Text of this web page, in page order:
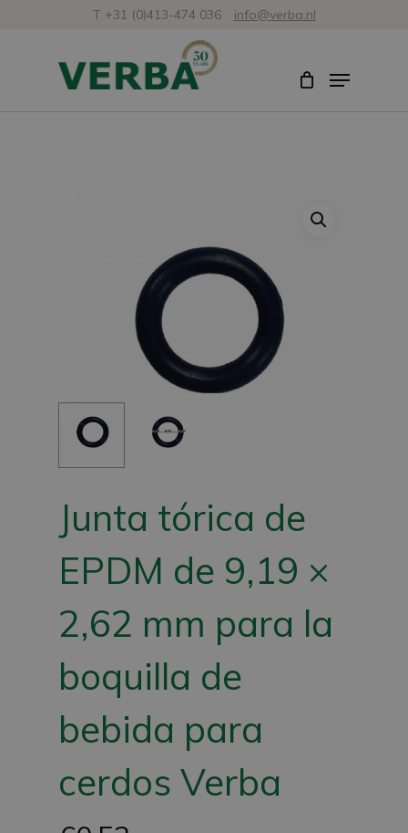
contenido
T +31 (0)413-474 036 info@verba.nl
Menú
Junta tórica de
EPDM de 9,19 ×
2,62 mm para la
boquilla de
bebida para
cerdos Verba